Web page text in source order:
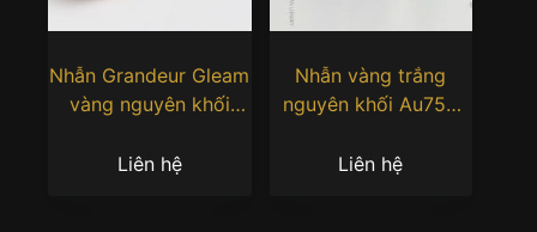
Nhẫn Grandeur Gleam
vàng nguyên khối
Liên hệ
Nhẫn vàng trắng
nguyên khối Au750
Liên hệ